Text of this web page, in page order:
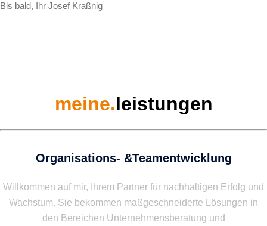
Bis bald, Ihr Josef Kraßnig
meine.­­leistungen
Organisations- &Teamentwicklung
Willkommen auf mir, Ihrem Partner für nachhaltigen Erfolg und
Wachstum. Sie bekommen maßgeschneiderte Lösungen in
den Bereichen Unternehmensberatung und